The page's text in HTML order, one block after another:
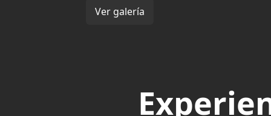
Ver galería